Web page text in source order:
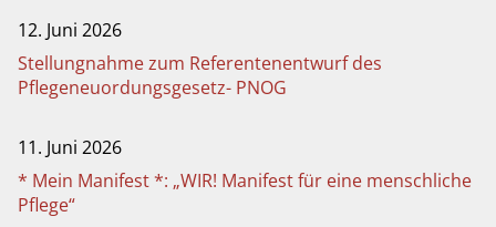
12. Juni 2026
Stellungnahme zum Referentenentwurf des
Pflegeneuordungsgesetz- PNOG
11. Juni 2026
* Mein Manifest *: „WIR! Manifest für eine menschliche
Pflege“